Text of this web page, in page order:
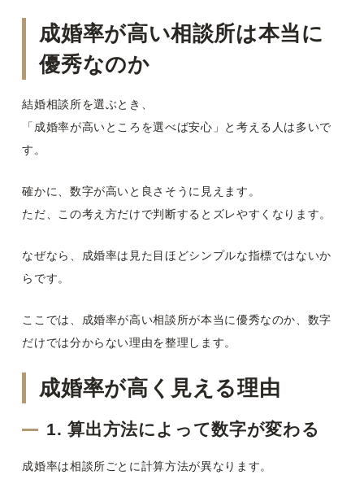
成婚率が高い相談所は本当に
優秀なのか
結婚相談所を選ぶとき、
「成婚率が高いところを選べば安心」と考える人は多いで
す。
確かに、数字が高いと良さそうに見えます。
ただ、この考え方だけで判断するとズレやすくなります。
なぜなら、成婚率は見た目ほどシンプルな指標ではないか
らです。
ここでは、成婚率が高い相談所が本当に優秀なのか、数字
だけでは分からない理由を整理します。
成婚率が高く見える理由
1. 算出方法によって数字が変わる
成婚率は相談所ごとに計算方法が異なります。